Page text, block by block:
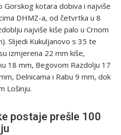
Gorskog kotara dobiva i najviše
DHMZ-a, od četvrtka u 8
najviše kiše palo u Crnom
Slijedi Kukuljanovo s 35 te
izmjerena 22 mm kiše,
18 mm, Begovom Razdolju 17
Delnicama i Rabu 9 mm, dok
Lošinju.
postaje prešle 100